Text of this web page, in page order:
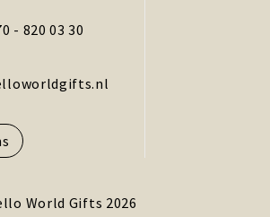
- 820 03 30
World Gifts 2026